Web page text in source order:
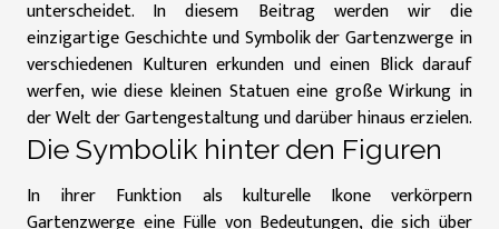
unterscheidet. In diesem Beitrag werden wir die
einzigartige Geschichte und Symbolik der Gartenzwerge in
verschiedenen Kulturen erkunden und einen Blick darauf
werfen, wie diese kleinen Statuen eine große Wirkung in
der Welt der Gartengestaltung und darüber hinaus erzielen.
Die Symbolik hinter den Figuren
In ihrer Funktion als kulturelle Ikone verkörpern
Gartenzwerge eine Fülle von Bedeutungen, die sich über